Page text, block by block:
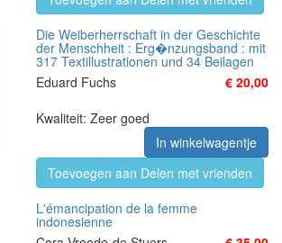
Die Weiberherrschaft in der Geschichte
der Menschheit : Erg�nzungsband : mit
317 Textillustrationen und 34 Beilagen
Eduard Fuchs
€ 20,00
Kwaliteit: Zeer goed
In winkelwagentje
Toevoegen aan Delen met vrienden
L'émancipation de la femme
indonesienne